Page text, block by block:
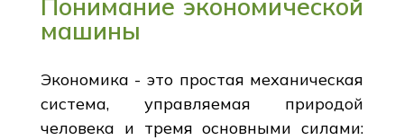
машины
Экономика - это простая механическая
система, управляемая природой
человека и тремя основными силами: